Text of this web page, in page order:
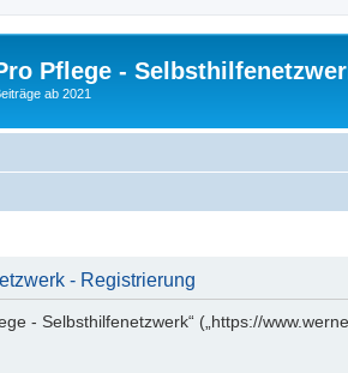
Pflege -
ab 2021
- Registrierung
- Selbsthilfenetzwerk“ („https://